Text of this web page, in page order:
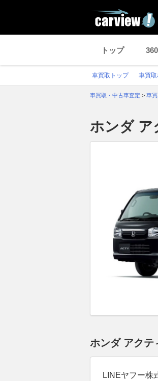
トップ
車買取トップ 車買
車買取・中古車査定 > 車
ホンダ ア
ホンダ アクテ
LINEヤフー株